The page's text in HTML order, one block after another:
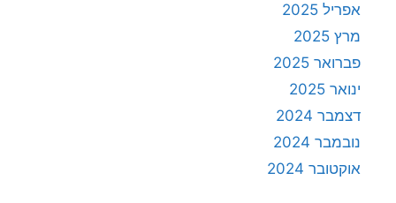
אפריל 2025
מרץ 2025
פברואר 2025
ינואר 2025
דצמבר 2024
נובמבר 2024
אוקטובר 2024